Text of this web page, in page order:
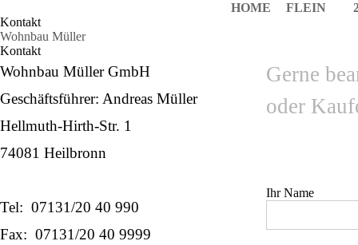
HOME FLEIN
Kontakt
Wohnbau Müller
Kontakt
Wohnbau Müller GmbH
Geschäftsführer: Andreas Müller
Hellmuth-Hirth-Str. 1
74081 Heilbronn
Tel: 07131/20 40 990
Fax: 07131/20 40 9999
Gerne
oder
Ihr Name